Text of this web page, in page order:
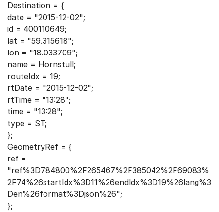
Destination = {
date = "2015-12-02";
id = 400110649;
lat = "59.315618";
lon = "18.033709";
name = Hornstull;
routeIdx = 19;
rtDate = "2015-12-02";
rtTime = "13:28";
time = "13:28";
type = ST;
};
GeometryRef = {
ref =
"ref%3D784800%2F265467%2F385042%2F69083%
2F74%26startIdx%3D11%26endIdx%3D19%26lang%3
Den%26format%3Djson%26";
};